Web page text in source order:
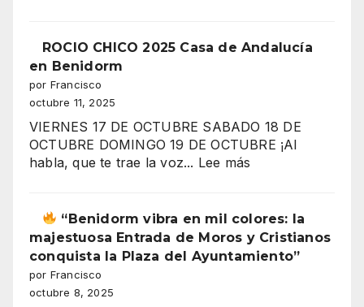
trabajas
El
gran
secreto
salarios
españoles
ROCIO CHICO 2025 Casa de Andalucía
en Benidorm
por Francisco
octubre 11, 2025
VIERNES 17 DE OCTUBRE SABADO 18 DE
OCTUBRE DOMINGO 19 DE OCTUBRE ¡Al
habla, que te trae la voz... Lee más
2025
Casa
de
“Benidorm vibra en mil colores: la
majestuosa Entrada de Moros y Cristianos
conquista la Plaza del Ayuntamiento”
por Francisco
octubre 8, 2025